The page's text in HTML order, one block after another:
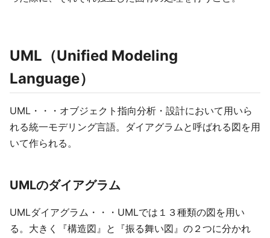
UML（Unified Modeling
Language）
UML・・・オブジェクト指向分析・設計において用いら
れる統一モデリング言語。ダイアグラムと呼ばれる図を用
いて作られる。
UMLのダイアグラム
UMLダイアグラム・・・UMLでは１３種類の図を用い
る。大きく『構造図』と『振る舞い図』の２つに分かれ